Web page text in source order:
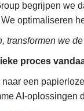
begrijpen we
optimaliseren
transformen we
proces
naar een
AI-oplossingen